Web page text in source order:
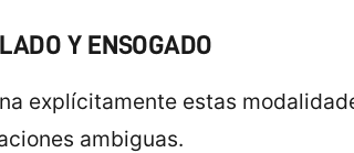
Y ENSOGADO
explícitamente estas
ambiguas.